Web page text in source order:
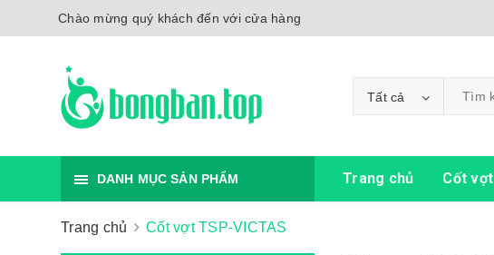
Chào mừng quý khách đến với cửa hàng
Tất cả
DANH MỤC SẢN PHẨM Trang chủ Cốt vợt
Trang chủ Cốt vợt TSP-VICTAS